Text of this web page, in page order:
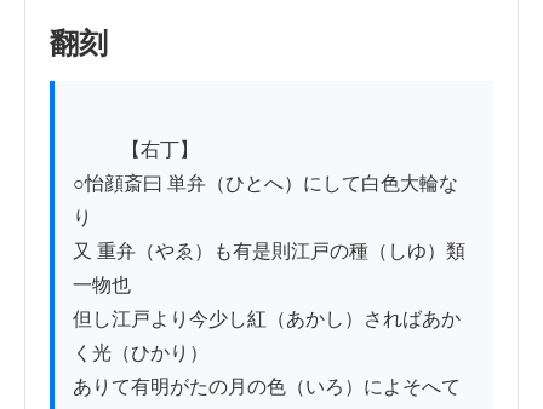
翻刻
○怡顔斎曰 単弁（ひとへ）にして白色大輪な
り
又 重弁（やゑ）も有是則江戸の種（しゆ）類
一物也
但し江戸より今少し紅（あかし）さればあか
く光（ひかり）
ありて有明がたの月の色（いろ）によそへて